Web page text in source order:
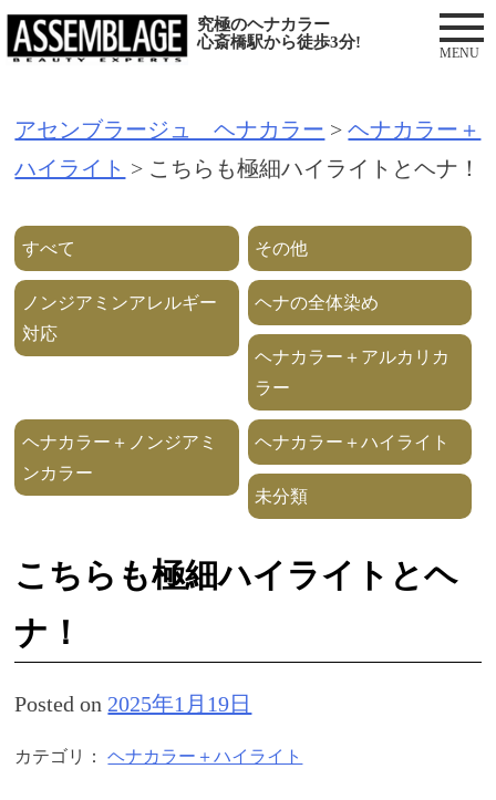
S
k
究極のヘナカラー
心斎橋駅から徒歩3分!
アセンブラージュ ヘナカラー >ヘナカラー＋
ハイライト > こちらも極細ハイライトとヘナ！
すべて その他
ノンジアミンアレルギー
対応
ヘナの全体染め
ヘナカラー＋アルカリカ
ラー
ヘナカラー＋ノンジアミ
ンカラー
ヘナカラー＋ハイライト
未分類
こちらも極細ハイライトとヘ
ナ！
Posted on 2025年1月19日
カテゴリ：ヘナカラー＋ハイライト